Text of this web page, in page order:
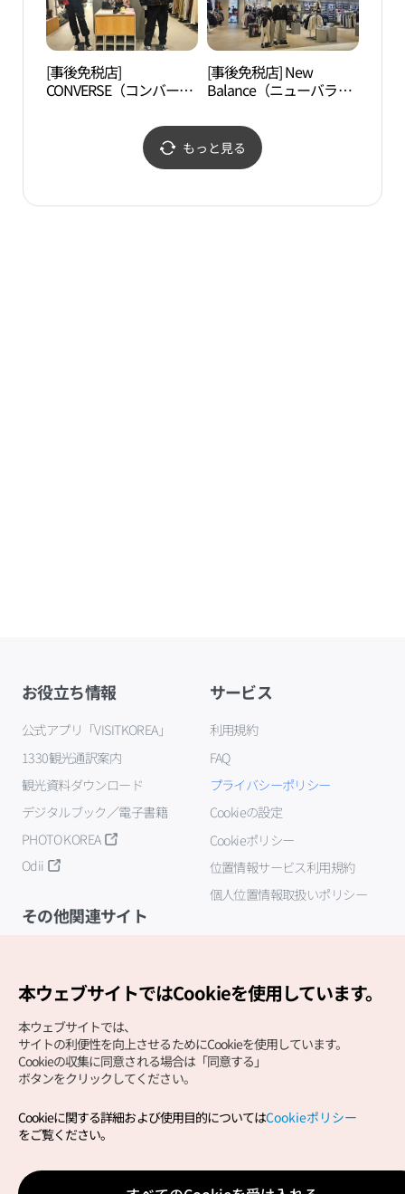
[事後免税店]
CONVERSE（コンバー
ンチョン（坪村）店(컨
버스 롯데백화점 평촌점)
[事後免税店] New
Balance（ニューバラン
ンチョン（坪村）店(뉴
발란스 롯데백화점 평촌
もっと見る
お役立ち情報
公式アプリ「VISITKOREA」
1330観光通訳案内
観光資料ダウンロード
デジタルブック／電子書籍
PHOTO KOREA
Odii
サービス
利用規約
FAQ
プライバシーポリシー
Cookieの設定
Cookieポリシー
位置情報サービス利用規約
個人位置情報取扱いポリシー
その他関連サイト
Copyright (c) Korea Tourism Organization All Rights
サイトエラー報告公式メール
japanese@knto.or.kr
本ウェブサイトではCookieを使用しています。
本ウェブサイトでは、
サイトの利便性を向上させるためにCookieを使用しています。
Cookieの収集に同意される場合は「同意する」
ボタンをクリックしてください。
Cookieに関する詳細および使用目的についてはCookieポリシー
をご覧ください。